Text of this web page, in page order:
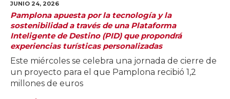
JUNIO 24, 2026
Pamplona apuesta por la tecnología y la
sostenibilidad a través de una Plataforma
Inteligente de Destino (PID) que propondrá
experiencias turísticas personalizadas
Este miércoles se celebra una jornada de cierre de
un proyecto para el que Pamplona recibió 1,2
millones de euros